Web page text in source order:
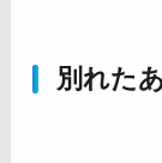
別れた